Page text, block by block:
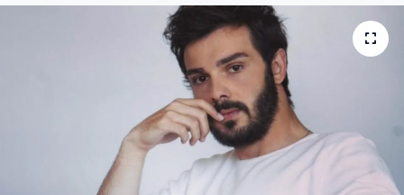
RESMİ İLANLAR
İletişim/Künye